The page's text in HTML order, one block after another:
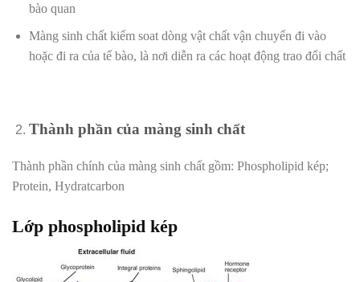
bào quan
Màng sinh chất kiểm soat dòng vật chất vận chuyển đi vào
hoặc đi ra của tế bào, là nơi diễn ra các hoạt động trao đổi chất
Thành phần của màng sinh chất
Thành phần chính của màng sinh chất gồm: Phospholipid kép;
Protein, Hydratcarbon
Lớp phospholipid kép